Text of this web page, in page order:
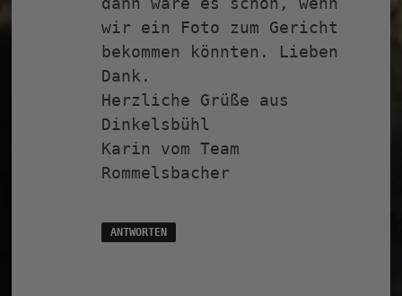
wir ein Foto zum Gericht
bekommen könnten. Lieben
Dank.
Herzliche Grüße aus
Dinkelsbühl
Karin vom Team
Rommelsbacher
ANTWORTEN